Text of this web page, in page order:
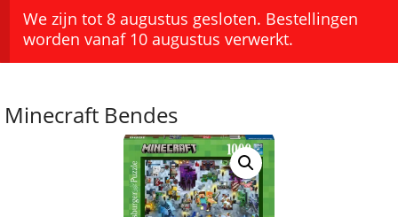
We zijn tot 8 augustus gesloten. Bestellingen
worden vanaf 10 augustus verwerkt.
Minecraft Bendes